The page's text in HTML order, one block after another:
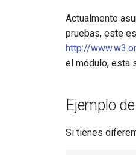
Actualmente
pruebas, este
http://
el módulo, esta
Ejemplo
Si tienes